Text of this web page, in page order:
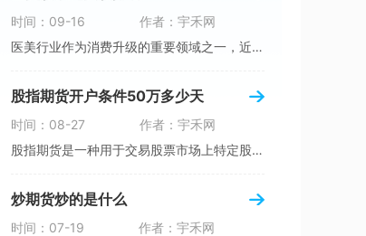
时间：09-16
作者：宇禾网
医美行业作为消费升级的重要领域之一，近年来备
股指期货开户条件50万多少天
时间：08-27
作者：宇禾网
股指期货是一种用于交易股票市场上特定股指的衍
炒期货炒的是什么
时间：07-19
作者：宇禾网